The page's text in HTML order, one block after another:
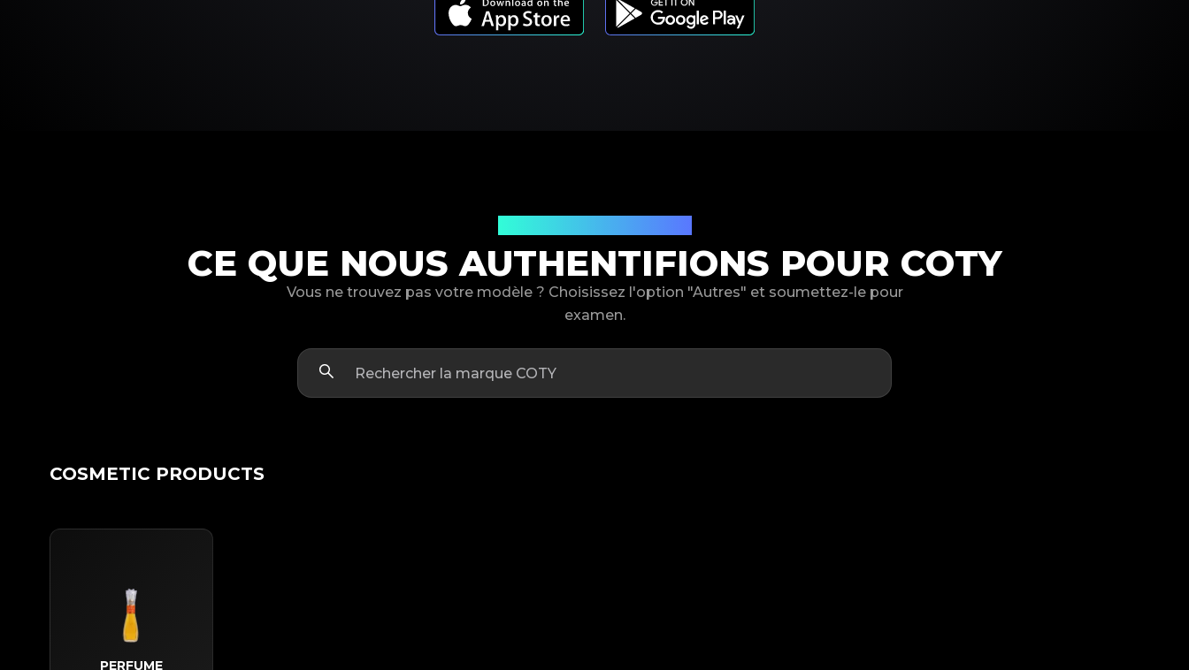
CE QUE NOUS AUTHENTIFIONS POUR COTY
Vous ne trouvez pas votre modèle ? Choisissez l'option "Autres" et soumettez-le pour
examen.
COSMETIC PRODUCTS
PERFUME